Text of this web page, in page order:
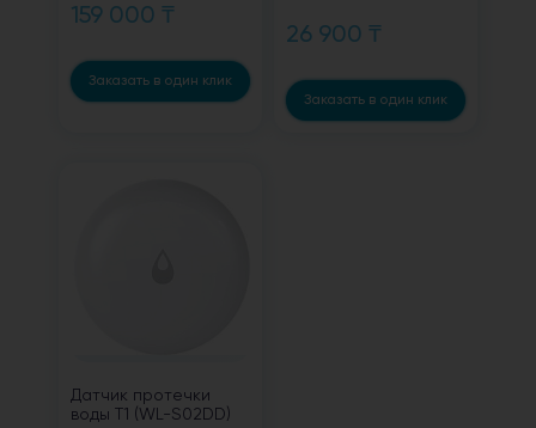
159 000 ₸
Заказать в один клик
26 900 ₸
Заказать в один клик
Датчик протечки
воды T1 (WL-S02DD)